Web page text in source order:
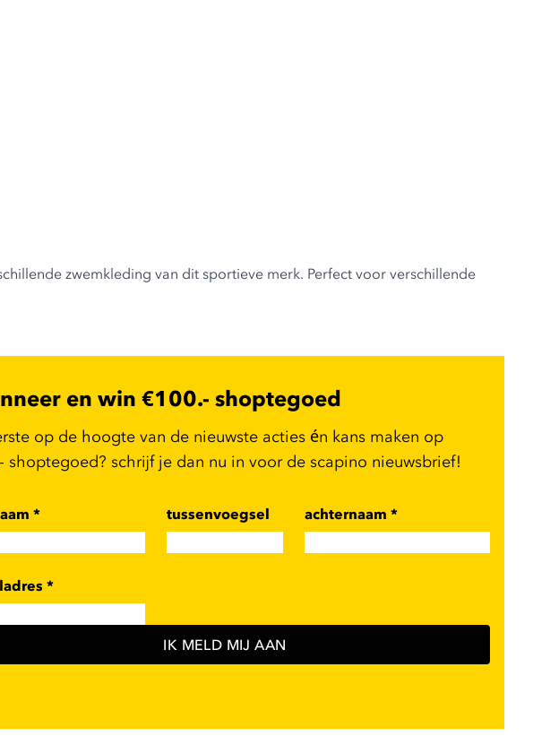
zwemkleding van dit sportieve merk. Perfect voor verschillende
en win €100.- shoptegoed
op de hoogte van de nieuwste acties én kans maken op
shoptegoed? schrijf je dan nu in voor de scapino nieuwsbrief!
* tussenvoegsel achternaam*
*
IK MELD MIJ AAN